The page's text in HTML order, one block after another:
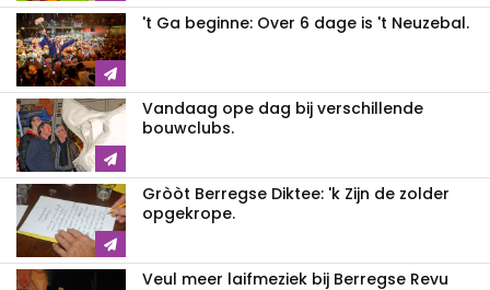
't Ga beginne: Over 6 dage is 't Neuzebal.
Vandaag ope dag bij verschillende
bouwclubs.
Gròòt Berregse Diktee: 'k Zijn de zolder
opgekrope.
Veul meer laifmeziek bij Berregse Revu